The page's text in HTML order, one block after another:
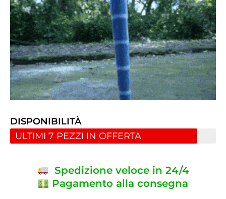
DISPONIBILITÀ
ULTIMI 7 PEZZI IN OFFERTA
Spedizione veloce in 24/4
Pagamento alla consegna